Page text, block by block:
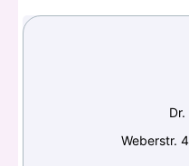
Weberstr.